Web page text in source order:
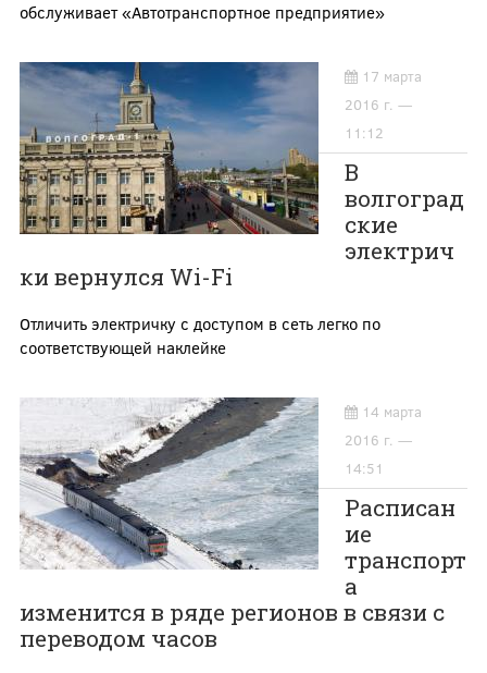
обслуживает «Автотранспортное предприятие»
17 марта
2016 г. —
11:12
В
волгоград
ские
электрич
ки вернулся Wi-Fi
Отличить электричку с доступом в сеть легко по
соответствующей наклейке
14 марта
2016 г. —
14:51
Расписан
ие
транспорт
а
изменится в ряде регионов в связи с
переводом часов